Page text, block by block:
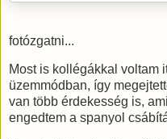
fotózgatni...
Most is kollégákkal voltam
üzemmódban, így
van több érdekesség is,
engedtem a spanyol